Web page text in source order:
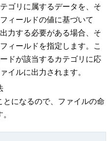
ゴリに属するデータを、そ
ィールドの値に基づいて
力する必要がある場合、そ
ィールドを指定します。こ
ドが該当するカテゴリに応
イルに出力されます。
になるので、ファイルの命